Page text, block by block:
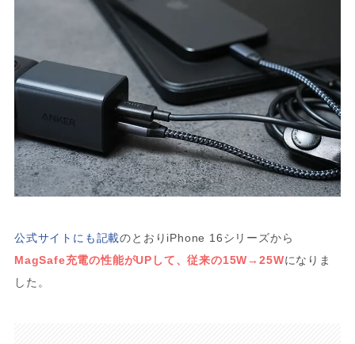
公式サイトにも記載のとおりiPhone 16シリーズから
MagSafe充電の性能がUPして、従来の15W→25Wになりま
した。